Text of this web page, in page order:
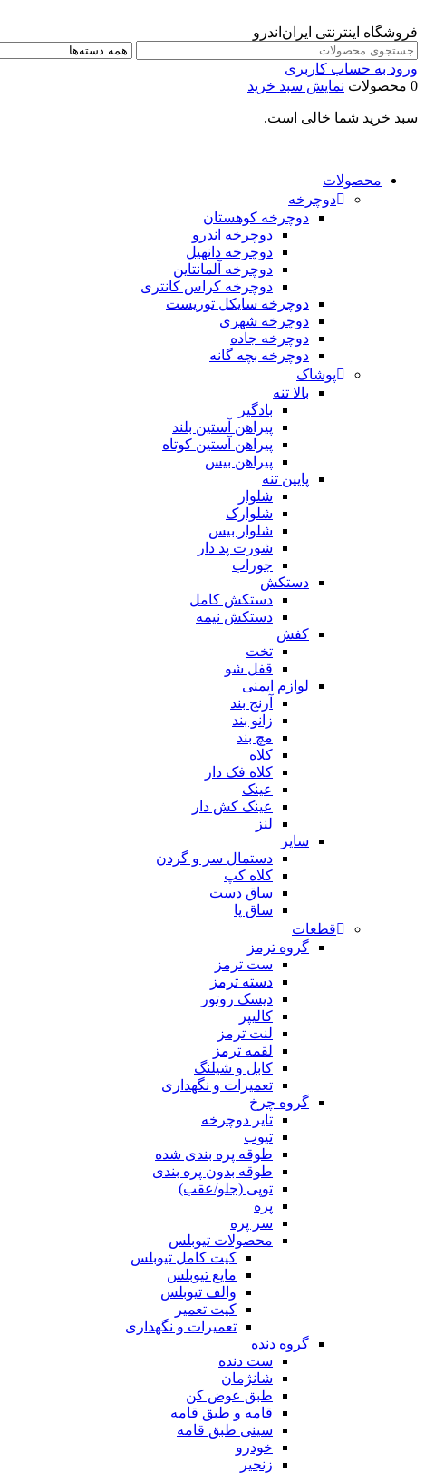
فروشگاه اینترنتی ایران‌اندرو
ورود به حساب کاربری
0 محصولات
نمایش سبد خرید
سبد خرید شما خالی است.
محصولات
دوچرخه
دوچرخه کوهستان
دوچرخه اندرو
دوچرخه دانهیل
دوچرخه آلمانتاین
دوچرخه کراس کانتری
دوچرخه سایکل توریست
دوچرخه شهری
دوچرخه جاده
دوچرخه بچه گانه
پوشاک
بالا تنه
بادگیر
پیراهن آستین بلند
پیراهن آستین کوتاه
پیراهن بیس
پایین تنه
شلوار
شلوارک
شلوار بیس
شورت پد دار
جوراب
دستکش
دستکش کامل
دستکش نیمه
کفش
تخت
قفل شو
لوازم ایمنی
آرنج بند
زانو بند
مچ بند
کلاه
کلاه فک دار
عینک
عینک کش دار
لنز
سایر
دستمال سر و گردن
کلاه کپ
ساق دست
ساق پا
قطعات
گروه ترمز
ست ترمز
دسته ترمز
دیسک روتور
کالیپر
لنت ترمز
لقمه ترمز
کابل و شیلنگ
تعمیرات و نگهداری
گروه چرخ
تایر دوچرخه
تیوب
طوقه پره بندی شده
طوقه بدون پره بندی
توپی (جلو/عقب)
پره
سر پره
محصولات تیوبلس
کیت کامل تیوبلس
مایع تیوبلس
والف تیوبلس
کیت تعمیر
تعمیرات و نگهداری
گروه دنده
ست دنده
شانژمان
طبق عوض کن
قامه و طبق قامه
سینی طبق قامه
خودرو
زنجیر